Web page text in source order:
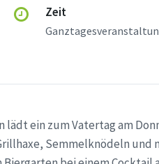
Zeit
ein zum Vatertag am
Semmelknödeln